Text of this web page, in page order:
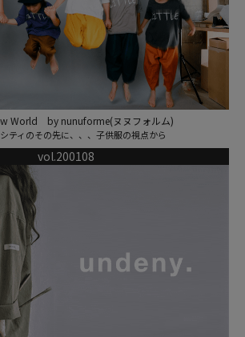
World by nunuforme(ヌヌフォルム)
ティのその先に、、、子供服の視点から
vol.200108